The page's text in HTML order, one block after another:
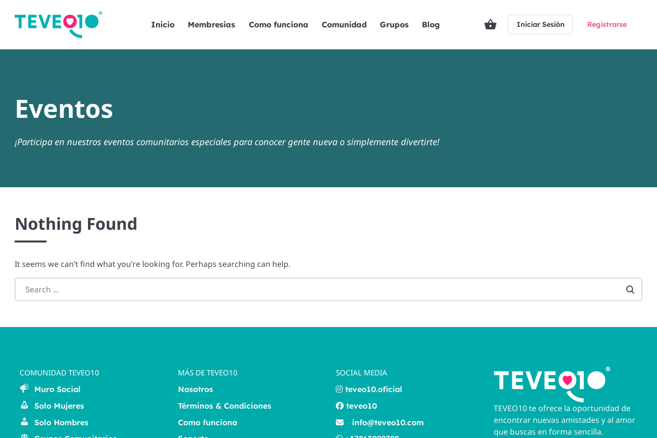
Inicio Membresias Como funciona Comunidad Grupos Blog Iniciar Sesión Registrarse
Eventos
¡Participa en nuestros eventos comunitarios especiales para conocer gente nueva o simplemente divertirte!
Nothing Found
It seems we can’t find what you’re looking for. Perhaps searching can help.
Search everything...
COMUNIDAD TEVEO10
Muro Social
Solo Mujeres
Solo Hombres
MÁS DE TEVEO10
Nosotros
Términos & Condiciones
Como funciona
SOCIAL MEDIA
teveo10.oficial
teveo10
info@teveo10.com
TEVEO10 te ofrece la oportunidad de
encontrar nuevas amistades y al amor
que buscas en forma sencilla.